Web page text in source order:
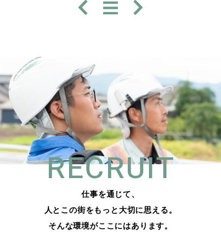
RECRUIT
仕事を通じて、
人とこの街をもっと大切に思える。
そんな環境がここにはあります。